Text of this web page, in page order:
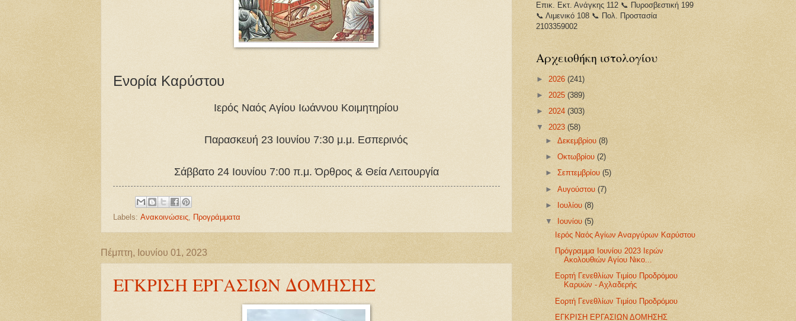
Ενορία Καρύστου
Ιερός Ναός Αγίου Ιωάννου Κοιμητηρίου
Παρασκευή 23 Ιουνίου 7:30 μ.μ. Εσπερινός
Σάββατο 24 Ιουνίου 7:00 π.μ. Όρθρος & Θεία Λειτουργία
Labels: Ανακοινώσεις, Προγράμματα
Πέμπτη, Ιουνίου 01, 2023
ΕΓΚΡΙΣΗ ΕΡΓΑΣΙΩΝ ΔΟΜΗΣΗΣ
Επικ. Εκτ. Ανάγκης 112 📞 Πυροσβεστική 199
📞 Λιμενικό 108 📞 Πολ. Προστασία
2103359002
Αρχειοθήκη ιστολογίου
► 2026 (241)
► 2025 (389)
► 2024 (303)
▼ 2023 (58)
► Δεκεμβρίου (8)
► Οκτωβρίου (2)
► Σεπτεμβρίου (5)
► Αυγούστου (7)
►
Ιουλίου (8)
▼
Ιουνίου (5)
Ιερός Ναός Αγίων Αναργύρων Καρύστου
Πρόγραμμα Ιουνίου 2023 Ιερών
Ακολουθιών Αγίου Νικο...
Εορτή Γενεθλίων Τιμίου Προδρόμου
Καρυών - Αχλαδερής
Εορτή Γενεθλίων Τιμίου Προδρόμου
ΕΓΚΡΙΣΗ ΕΡΓΑΣΙΩΝ ΔΟΜΗΣΗΣ